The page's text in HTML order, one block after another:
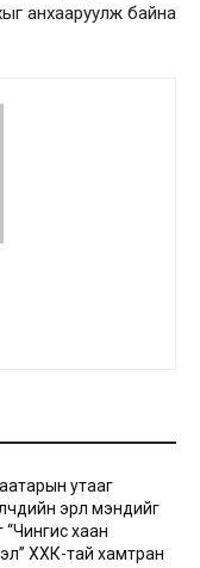
анхааруулж байна
утааг
эрүүл мэндийг
“Чингис хаан
ХХК-тай хамтран